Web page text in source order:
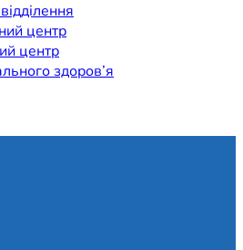
центр
центр
здоров’я